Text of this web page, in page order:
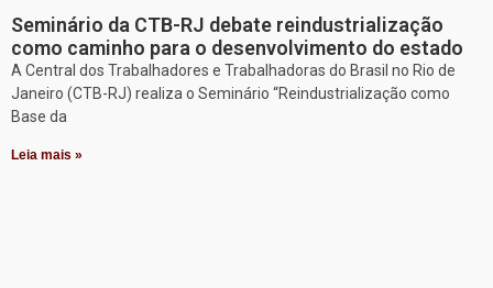
Seminário da CTB-RJ debate reindustrialização
como caminho para o desenvolvimento do estado
A Central dos Trabalhadores e Trabalhadoras do Brasil no Rio de
Janeiro (CTB-RJ) realiza o Seminário “Reindustrialização como
Base da
Leia mais »